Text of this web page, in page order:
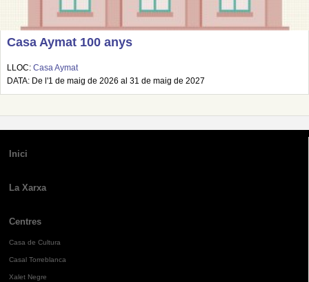
Casa Aymat 100 anys
LLOC: Casa Aymat
DATA: De l'1 de maig de 2026 al 31 de maig de 2027
Inici
La Xarxa
Centres
Casa de Cultura
Casal Torreblanca
Xalet Negre